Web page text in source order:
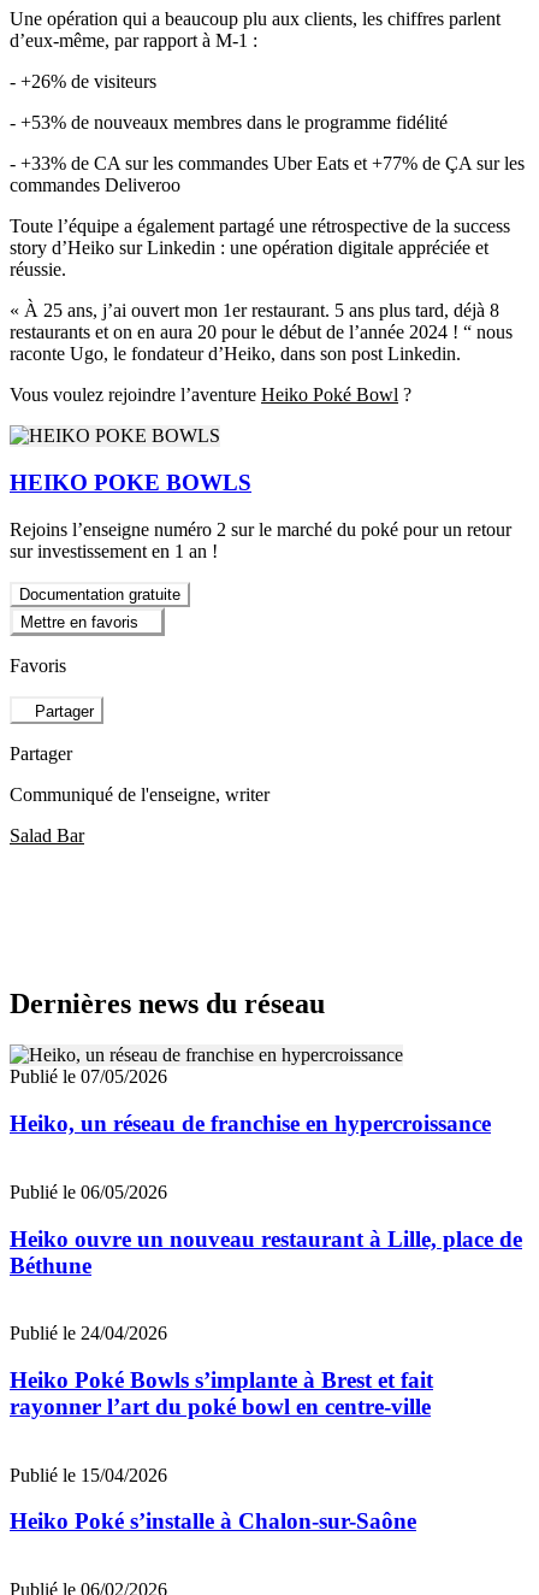
Une opération qui a beaucoup plu aux clients, les chiffres parlent
d’eux-même, par rapport à M-1 :
- +26% de visiteurs
- +53% de nouveaux membres dans le programme fidélité
- +33% de CA sur les commandes Uber Eats et +77% de ÇA sur les
commandes Deliveroo
Toute l’équipe a également partagé une rétrospective de la success
story d’Heiko sur Linkedin : une opération digitale appréciée et
réussie.
« À 25 ans, j’ai ouvert mon 1er restaurant. 5 ans plus tard, déjà 8
restaurants et on en aura 20 pour le début de l’année 2024 ! “ nous
raconte Ugo, le fondateur d’Heiko, dans son post Linkedin.
Vous voulez rejoindre l’aventure Heiko Poké Bowl ?
HEIKO POKE BOWLS
Rejoins l’enseigne numéro 2 sur le marché du poké pour un retour
sur investissement en 1 an !
Documentation gratuite
Mettre en favoris
Favoris
Partager
Partager
Communiqué de l'enseigne, writer
Salad Bar
Dernières news du réseau
Publié le 07/05/2026
Heiko, un réseau de franchise en hypercroissance
Publié le 06/05/2026
Heiko ouvre un nouveau restaurant à Lille, place de
Béthune
Publié le 24/04/2026
Heiko Poké Bowls s’implante à Brest et fait
rayonner l’art du poké bowl en centre-ville
Publié le 15/04/2026
Heiko Poké s’installe à Chalon-sur-Saône
Publié le 06/02/2026